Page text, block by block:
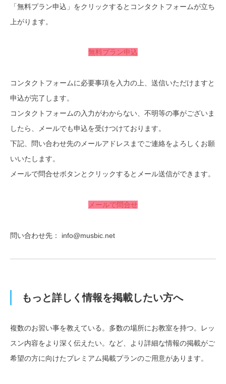
「無料プラン申込」をクリックするとコンタクトフォームが立ち
上がります。
無料プラン申込
コンタクトフォームに必要事項を入力の上、送信いただけますと
申込が完了します。
コンタクトフォームの入力がわからない、不明等の事がございま
したら、メールでも申込を受けつけております。
下記、問い合わせ先のメールアドレスまでご連絡をよろしくお願
いいたします。
メールで問合せボタンとクリックするとメール送信ができます。
メールで問合せ
問い合わせ先： info@musbic.net
もっと詳しく情報を掲載したい方へ
複数のお習い事を教えている。多数の場所にお教室を持つ。レッ
スン内容をより深く伝えたい。など、より詳細な情報の掲載がご
希望の方に向けたプレミアム掲載プランのご用意があります。